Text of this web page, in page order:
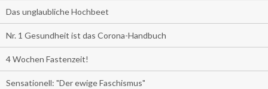
Das unglaubliche Hochbeet
Nr. 1 Gesundheit ist das Corona-Handbuch
4 Wochen Fastenzeit!
Sensationell: "Der ewige Faschismus"